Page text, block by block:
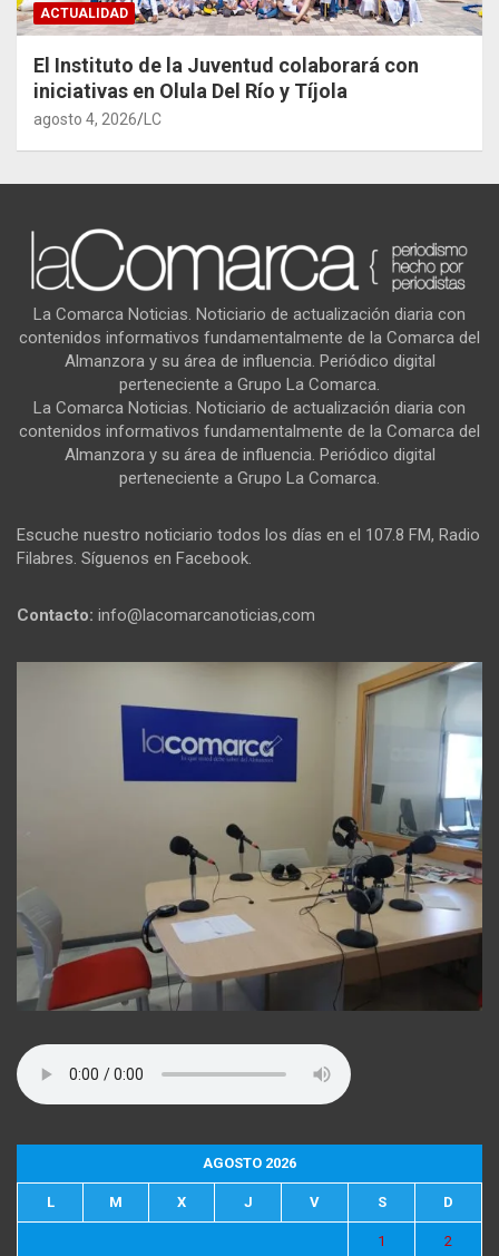
ACTUALIDAD
El Instituto de la Juventud colaborará con
iniciativas en Olula Del Río y Tíjola
agosto 4, 2026 LC
La Comarca Noticias. Noticiario de actualización diaria con
contenidos informativos fundamentalmente de la Comarca del
Almanzora y su área de influencia. Periódico digital
perteneciente a Grupo La Comarca.
La Comarca Noticias. Noticiario de actualización diaria con
contenidos informativos fundamentalmente de la Comarca del
Almanzora y su área de influencia. Periódico digital
perteneciente a Grupo La Comarca.
Escuche nuestro noticiario todos los días en el 107.8 FM, Radio
Filabres. Síguenos en Facebook.
Contacto: info@lacomarcanoticias,com
AGOSTO 2026
L M X J V S D
1 2